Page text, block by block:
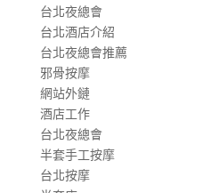
台北夜總會
台北酒店介紹
台北夜總會推薦
邪骨按摩
網站外鏈
酒店工作
台北夜總會
半套手工按摩
台北按摩